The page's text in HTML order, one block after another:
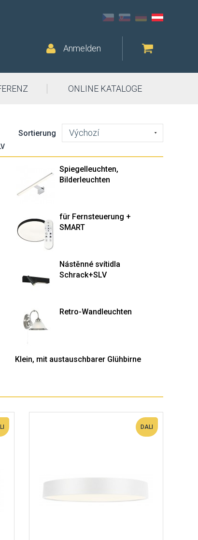
Anmelden
ONLINE KATALOGE
Sortierung Výchozí
Spiegelleuchten,
Bilderleuchten
für Fernsteuerung +
SMART
Nástěnné svítidla
Schrack+SLV
Retro-Wandleuchten
Klein, mit austauschbarer Glühbirne
DALI